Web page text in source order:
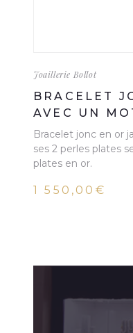
Joaillerie Bollot
BRACELET
AVEC UN
Bracelet jonc en or
ses 2 perles plates
plates en or.
1 550,00€